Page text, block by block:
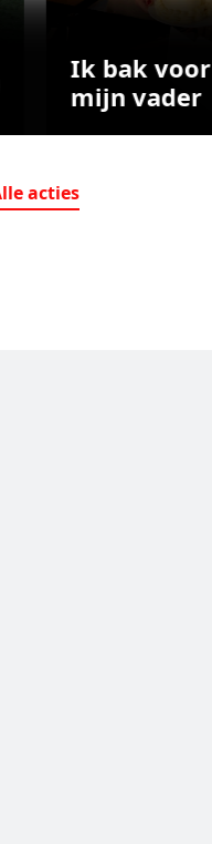
Ik bak voor
mijn vader
acties